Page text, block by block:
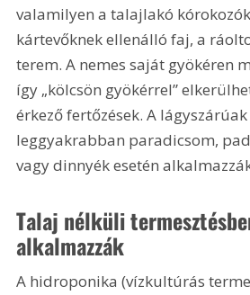
valamilyen a talajlakó
kártevőknek ellenálló faj, a
terem. A nemes saját gyökéren
így „kölcsön gyökérrel”
érkező fertőzések. A
leggyakrabban paradicsom,
vagy dinnyék esetén
Talaj nélküli
alkalmazzák
A hidroponika (vízkultúrás